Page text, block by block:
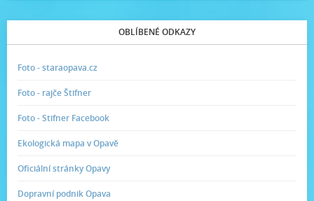
OBLÍBENÉ ODKAZY
Foto - staraopava.cz
Foto - rajče Štifner
Foto - Stifner Facebook
Ekologická mapa v Opavě
Oficiální stránky Opavy
Dopravní podnik Opava